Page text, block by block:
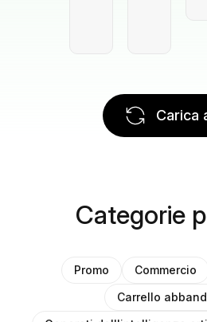
Carica
Categorie
Promo Commercio
Carrello